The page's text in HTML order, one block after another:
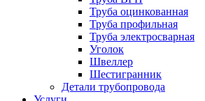
Труба оцинкованная
Труба профильная
Труба электросварная
Уголок
Швеллер
Шестигранник
Детали трубопровода